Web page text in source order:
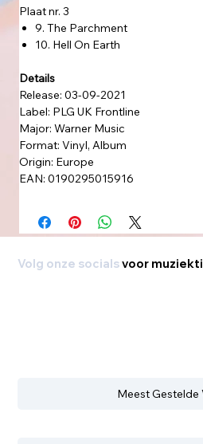
Plaat nr. 3
9. The Parchment
10. Hell On Earth
Details
Release: 03-09-2021
Label: PLG UK Frontline
Major: Warner Music
Format: Vinyl, Album
Origin: Europe
EAN: 0190295015916
Volg onze socialsvoor
Meest Gestelde